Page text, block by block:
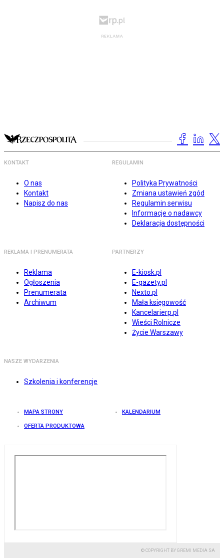
KONTAKT
O nas
Kontakt
Napisz do nas
REGULAMIN
Polityka Prywatności
Zmiana ustawień zgód
Regulamin serwisu
Informacje o nadawcy
Deklaracja dostępności
REKLAMA I PRENUMERATA
Reklama
Ogłoszenia
Prenumerata
Archiwum
PARTNERZY
E-kiosk.pl
E-gazety.pl
Nexto.pl
Mała księgowość
Kancelarierp.pl
Wieści Rolnicze
Życie Warszawy
NASZE WYDARZENIA
Szkolenia i konferencje
MAPA STRONY KALENDARIUM
OFERTA PRODUKTOWA
© COPYRIGHT BY GREMI MEDIA SA